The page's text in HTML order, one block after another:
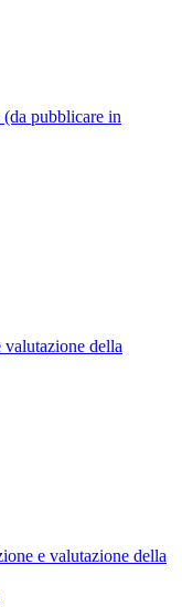
pubblicare in
valutazione della
e valutazione della